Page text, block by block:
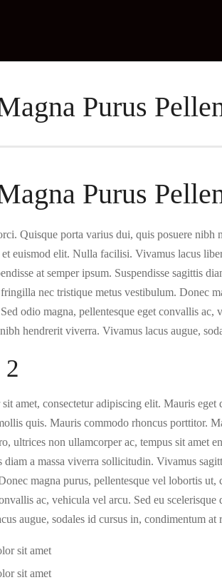
Purus
Purus
Quisque porta varius dui, quis posuere
euismod elit. Nulla facilisi. Vivamus lacus
at semper ipsum. Suspendisse sagittis
nec tristique metus vestibulum. Donec
odio magna, pellentesque eget convallis ac,
hendrerit viverra. Vivamus lacus augue,
2
amet, consectetur adipiscing elit. Mauris
quis. Mauris commodo rhoncus porttitor.
ultrices non ullamcorper ac, tempus sit amet
diam a massa viverra sollicitudin. Vivamus
magna purus, pellentesque vel lobortis ut,
ac, vehicula vel arcu. Sed eu
augue, sodales id cursus in, condimentum at
sit amet
sit amet